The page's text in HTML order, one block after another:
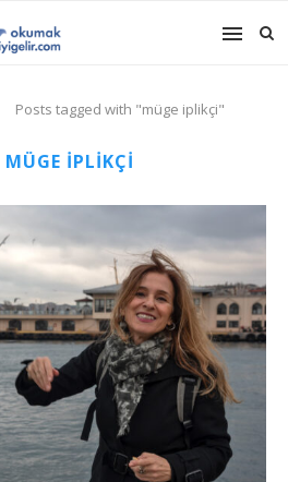
Posts tagged with "müge iplikçi"
MÜGE IPLIKÇI